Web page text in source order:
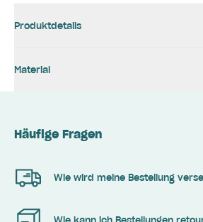
Produktdetails
Material
Häufige Fragen
Wie wird meine Bestellung